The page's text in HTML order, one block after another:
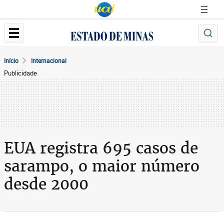
Início Internacional
Publicidade
EUA registra 695 casos de
sarampo, o maior número
desde 2000